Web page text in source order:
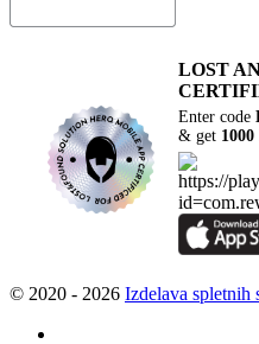
LOST
Enter code
& get 1000
© 2020 - 2026 Izdelava spletnih